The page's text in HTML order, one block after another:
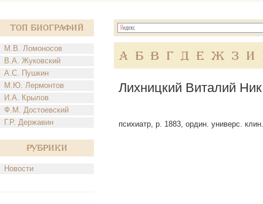
Топ Биографий
М.В. Ломоносов
В.А. Жуковский
А.С. Пушкин
М.Ю. Лермонтов
И.А. Крылов
Ф.М. Достоевский
Г.Р. Державин
Рубрики
Новости
А Б В Г Д Е Ж З И
Лихницкий Виталий
психиатр, р. 1883, ордин. универс.